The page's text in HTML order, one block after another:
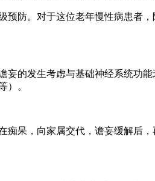
防。对于这位老年慢性病患者，
的发生考虑与基础神经系统功
）。
呆，向家属交代，谵妄缓解后